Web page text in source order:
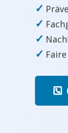
✓
✓
✓
✓